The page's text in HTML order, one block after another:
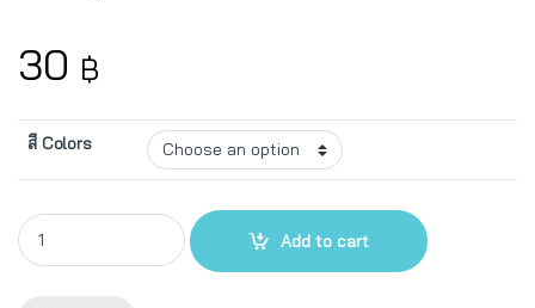
30 ฿
สี Colors
ที่เก็บรองเท้า UP ปรับระดับได้ No.605 quantity
Add to cart